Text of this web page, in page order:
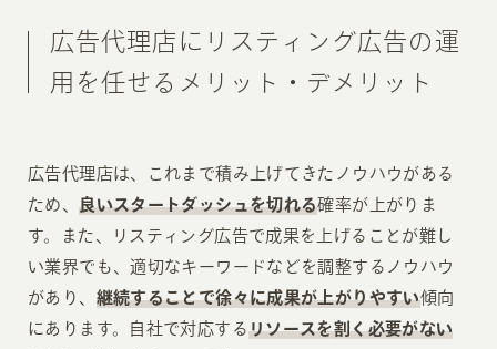
広告代理店にリスティング広告の運
用を任せるメリット・デメリット
広告代理店は、これまで積み上げてきたノウハウがある
ため、良いスタートダッシュを切れる確率が上がりま
す。また、リスティング広告で成果を上げることが難し
い業界でも、適切なキーワードなどを調整するノウハウ
があり、 継続することで徐々に成果が上がりやすい傾向
にあります。自社で対応するリソースを割く必要がない